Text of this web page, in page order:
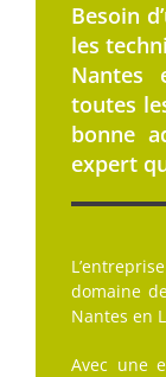
Besoin
les
Nantes
toutes
bonne
expert
domaine
Nantes en
Avec une